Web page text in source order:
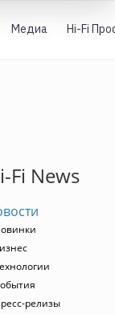
Медиа Hi-Fi
Fi News
релизы